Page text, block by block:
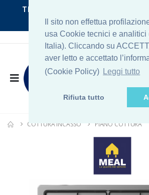
Il sito non effettua
usa Cookie tecnici e analitici
Italia). Cliccando su
aver letto e accettato
(Cookie Policy) Leggi tutto
Rifiuta tutto
TRASPORTO GRATUITO per la
NORD
COTTURA INCASSO PIANO COTTURA